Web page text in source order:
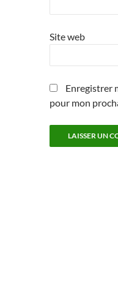
Site web
Enregistrer
pour mon